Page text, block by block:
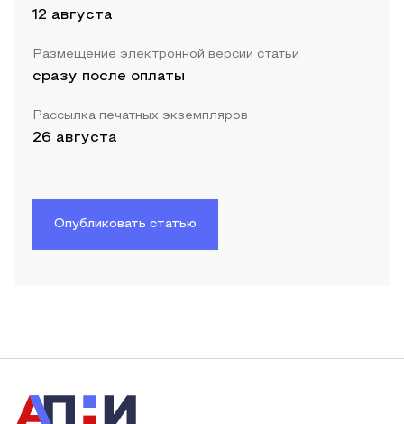
12 августа
Размещение электронной версии статьи
сразу после оплаты
Рассылка печатных экземпляров
26 августа
Опубликовать статью